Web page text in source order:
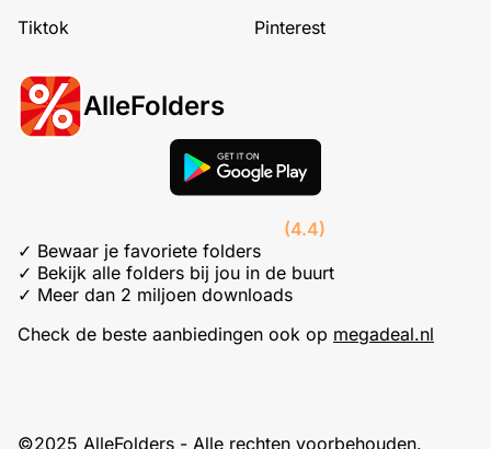
Tiktok
Pinterest
AlleFolders
(4.4)
✓ Bewaar je favoriete folders
✓ Bekijk alle folders bij jou in de buurt
✓ Meer dan 2 miljoen downloads
Check de beste aanbiedingen ook op megadeal.nl
©2025 AlleFolders - Alle rechten voorbehouden.